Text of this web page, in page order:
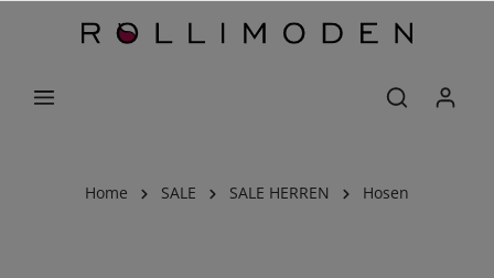
Home SALE SALE HERREN Hosen